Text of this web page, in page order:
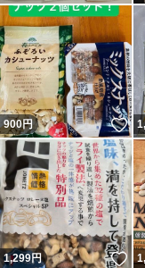
900円 い
1,299円 い